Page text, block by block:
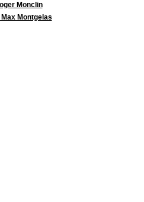
Monclin
Montgelas